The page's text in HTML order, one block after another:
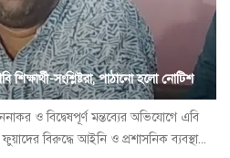
শিক্ষার্থী-সংশ্লিষ্টরা, পাঠানো হলো নোটিশ
ও বিদ্বেষপূর্ণ মন্তব্যের অভিযোগে এবি
ফুয়াদের বিরুদ্ধে আইনি ও প্রশাসনিক ব্যবস্থা...